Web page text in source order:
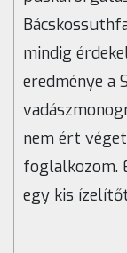
mindig
eredménye a
nem ért
foglalkozom.
egy kis